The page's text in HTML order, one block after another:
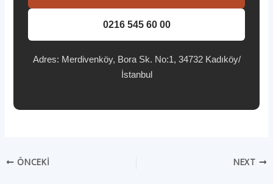
0216 545 60 00
Adres: Merdivenköy, Bora Sk. No:1, 34732 Kadıköy/
İstanbul
ÖNCEKI NEXT